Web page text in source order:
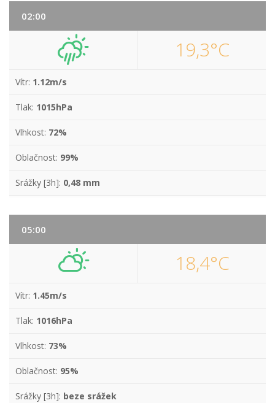
02:00
19,3°C
Vítr: 1.12m/s
Tlak: 1015hPa
Vlhkost: 72%
Oblačnost: 99%
Srážky [3h]: 0,48 mm
05:00
18,4°C
Vítr: 1.45m/s
Tlak: 1016hPa
Vlhkost: 73%
Oblačnost: 95%
Srážky [3h]: beze srážek